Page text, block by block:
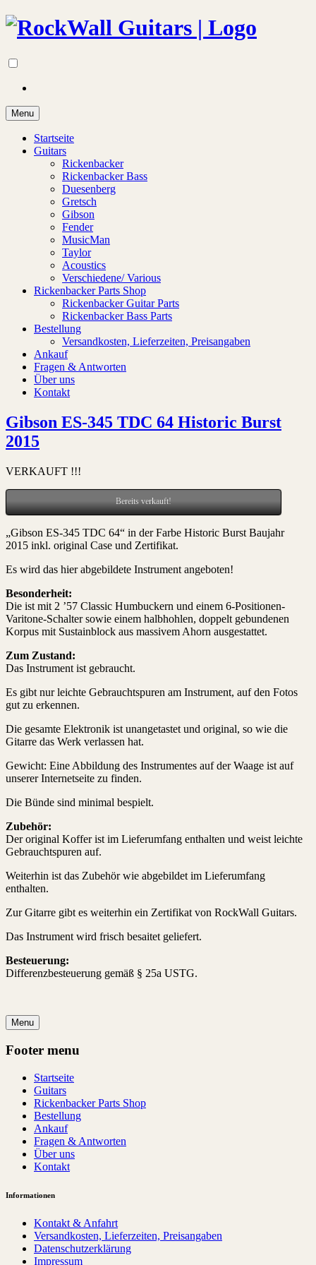
Menu
Startseite
Guitars
Rickenbacker
Rickenbacker Bass
Duesenberg
Gretsch
Gibson
Fender
MusicMan
Taylor
Acoustics
Verschiedene/ Various
Rickenbacker Parts Shop
Rickenbacker Guitar Parts
Rickenbacker Bass Parts
Bestellung
Versandkosten, Lieferzeiten, Preisangaben
Ankauf
Fragen & Antworten
Über uns
Kontakt
Gibson ES-345 TDC 64 Historic Burst
2015
VERKAUFT !!!
Bereits verkauft!
„Gibson ES-345 TDC 64“ in der Farbe Historic Burst Baujahr
2015 inkl. original Case und Zertifikat.
Es wird das hier abgebildete Instrument angeboten!
Besonderheit:
Die ist mit 2 ’57 Classic Humbuckern und einem 6-Positionen-
Varitone-Schalter sowie einem halbhohlen, doppelt gebundenen
Korpus mit Sustainblock aus massivem Ahorn ausgestattet.
Zum Zustand:
Das Instrument ist gebraucht.
Es gibt nur leichte Gebrauchtspuren am Instrument, auf den Fotos
gut zu erkennen.
Die gesamte Elektronik ist unangetastet und original, so wie die
Gitarre das Werk verlassen hat.
Gewicht: Eine Abbildung des Instrumentes auf der Waage ist auf
unserer Internetseite zu finden.
Die Bünde sind minimal bespielt.
Zubehör:
Der original Koffer ist im Lieferumfang enthalten und weist leichte
Gebrauchtspuren auf.
Weiterhin ist das Zubehör wie abgebildet im Lieferumfang
enthalten.
Zur Gitarre gibt es weiterhin ein Zertifikat von RockWall Guitars.
Das Instrument wird frisch besaitet geliefert.
Besteuerung:
Differenzbesteuerung gemäß § 25a USTG.
Menu
Footer menu
Startseite
Guitars
Rickenbacker Parts Shop
Bestellung
Ankauf
Fragen & Antworten
Über uns
Kontakt
Informationen
Kontakt & Anfahrt
Versandkosten, Lieferzeiten, Preisangaben
Datenschutzerklärung
Impressum